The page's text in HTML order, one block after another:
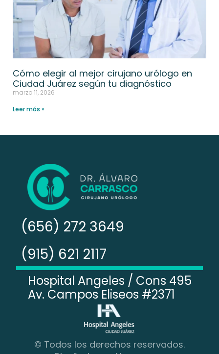
Cómo elegir al mejor cirujano urólogo en
Ciudad Juárez según tu diagnóstico
marzo 11, 2026
Leer más »
(656) 272 3649
(915) 621 2117
Hospital Angeles / Cons 495
Av. Campos Eliseos #2371
© Todos los derechos reservados.